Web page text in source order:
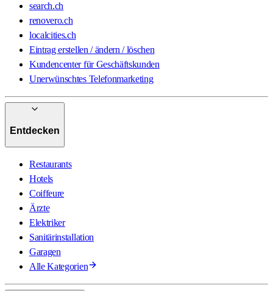
search.ch
renovero.ch
localcities.ch
Eintrag erstellen / ändern / löschen
Kundencenter für Geschäftskunden
Unerwünschtes Telefonmarketing
Entdecken
Restaurants
Hotels
Coiffeure
Ärzte
Elektriker
Sanitärinstallation
Garagen
Alle Kategorien